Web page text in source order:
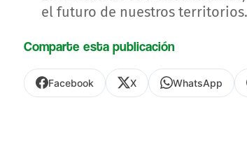
el futuro de nuestros territorios.
Comparte esta publicación
Facebook X WhatsApp